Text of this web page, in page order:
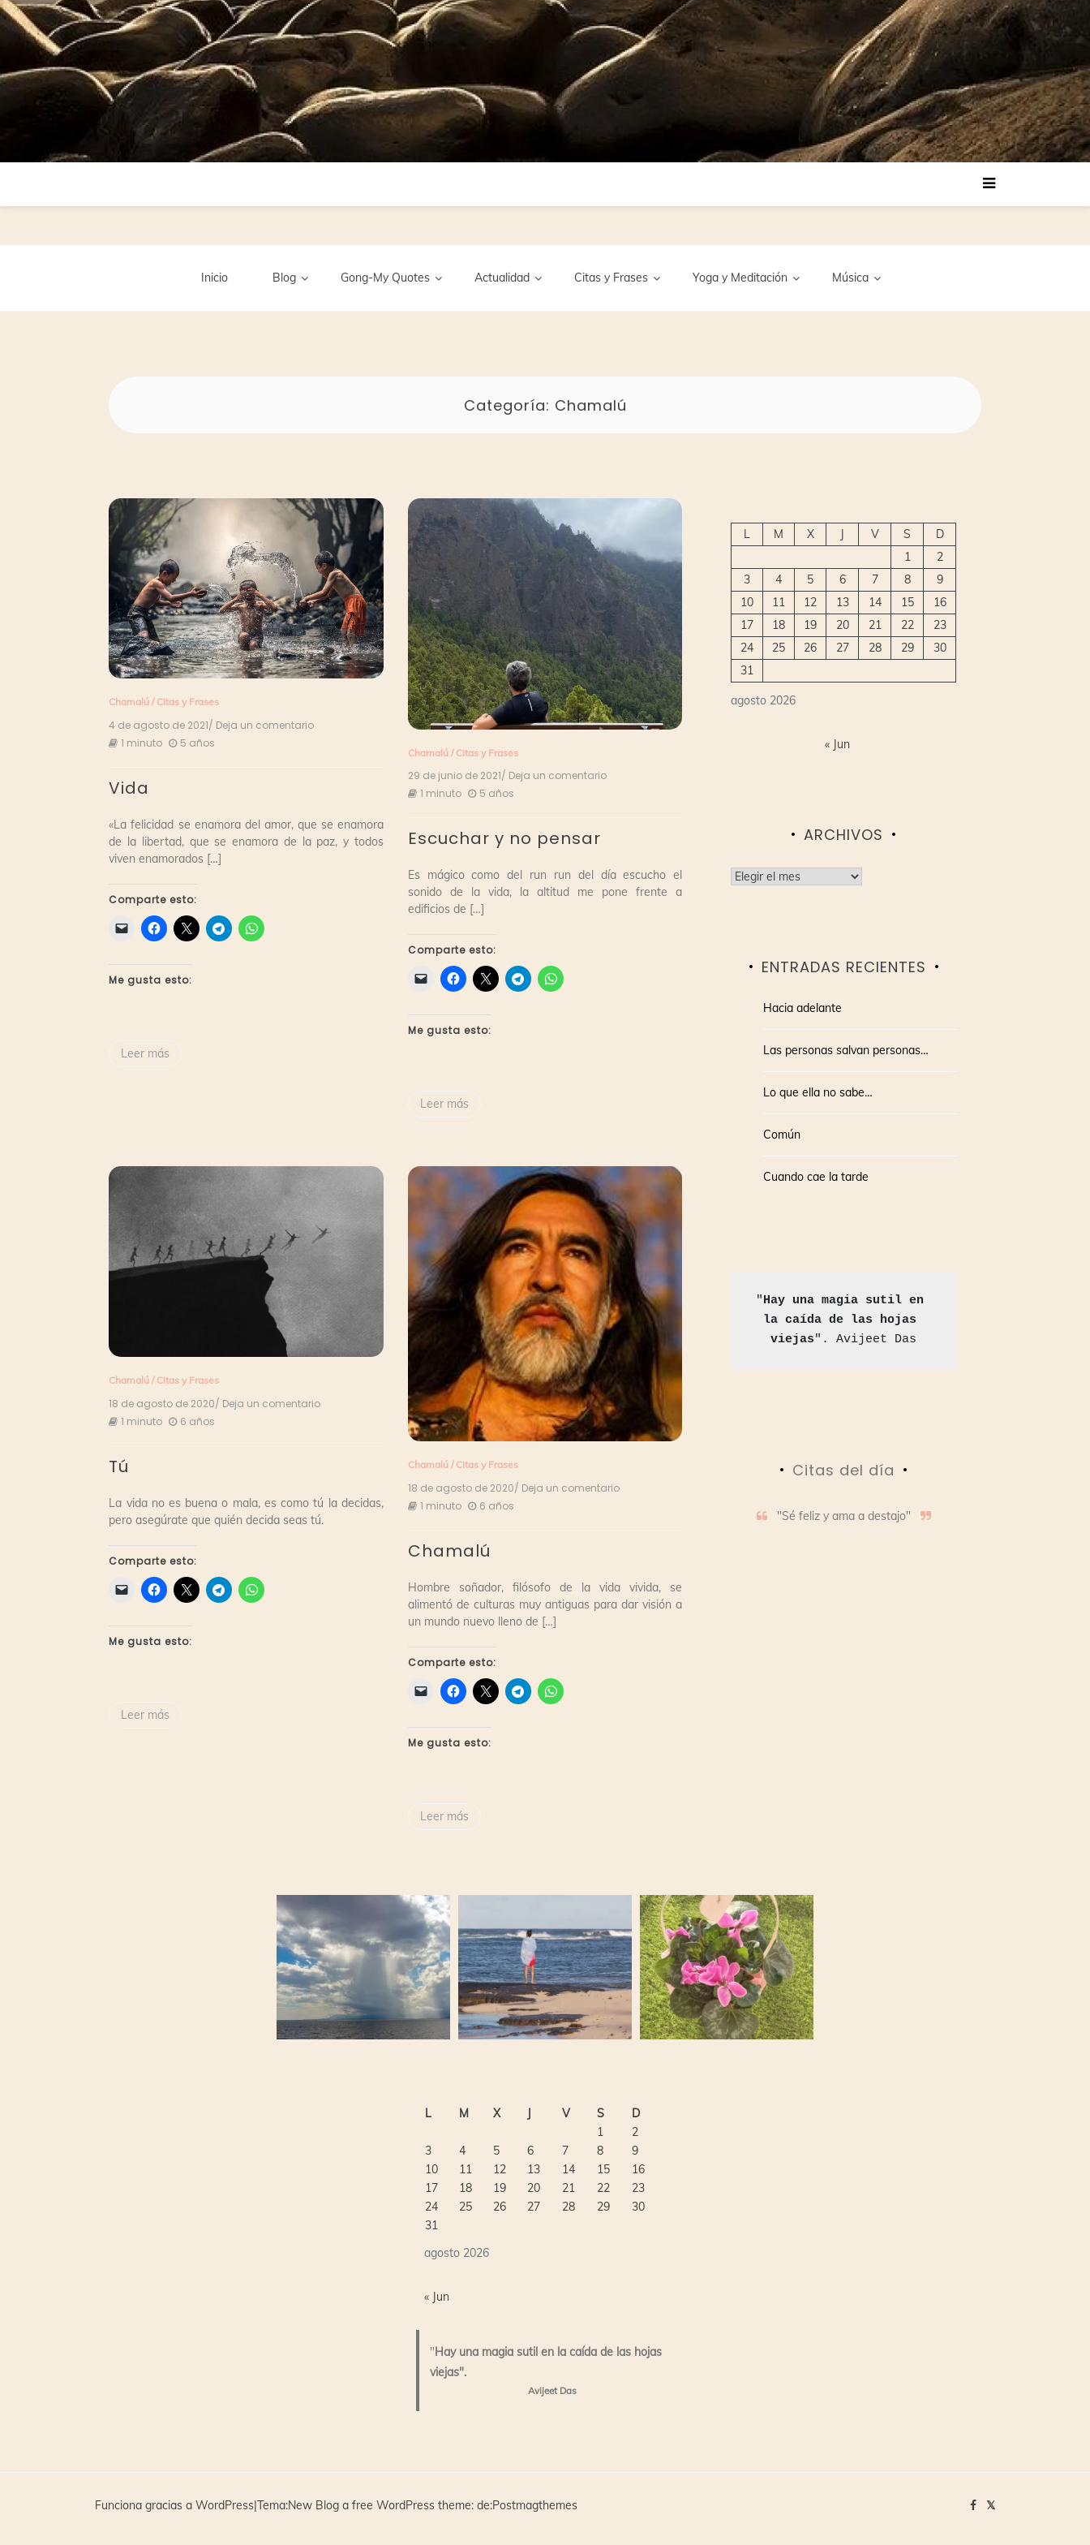
Inicio Blog Gong-My Quotes Actualidad Citas y Frases Yoga y Meditación Música
Categoría: Chamalú
Chamalú / Citas y Frases
4 de agosto de 2021/ Deja un comentario
1 minuto 5 años
Vida
«La felicidad se enamora del amor, que se enamora
de la libertad, que se enamora de la paz, y todos
viven enamorados […]
Comparte esto:
Me gusta esto:
Leer más
Chamalú/ Citas y Frases
29 de junio de 2021/ Deja un comentarioen
1 minuto 5 años
Escuchar y no pensar
Es mágico como del run run del día escucho el
sonido de la vida, la altitud me pone frente a
edificios de […]
Comparte esto:
Me gusta esto:
Leer más
Chamalú / Citas y Frases
18 de agosto de 2020/ Deja un comentario
1 minuto 6 años
Tú
La vida no es buena o mala, es como tú la decidas,
pero asegúrate que quién decida seas tú.
Comparte esto:
Me gusta esto:
Leer más
Chamalú/ Citas y Frases
18 de agosto de 2020/ Deja un comentarioen
1 minuto 6 años
Chamalú
Hombre soñador, filósofo de la vida vivida, se
alimentó de culturas muy antiguas para dar visión a
un mundo nuevo lleno de […]
Comparte esto:
Me gusta esto:
Leer más
agosto 2026
L M X J V S
D
1
2
3
4 5 6 7 8
9
10
11 12 13 14 15
16
17
18 19 20 21 22
23
24
25 26 27 28 29
30
31
« Jun
ARCHIVOS
Archivos
ENTRADAS RECIENTES
Hacia adelante
Las personas salvan personas…
Lo que ella no sabe…
Común
Cuando cae la tarde
"Hay una magia sutil en
la caída de las hojas
viejas". Avijeet Das
Citas del día
"Sé feliz y ama a destajo"
agosto 2026
L M X J V S
D
1
2
3
4 5 6 7 8
9
10
11 12 13 14 15
16
17
18 19 20 21 22
23
24
25 26 27 28 29
30
31
« Jun
"Hay una magia sutil en la caída de las hojas
viejas".
Avijeet Das
Funciona gracias a WordPress|Tema:New Blog a free WordPress theme: de:Postmagthemes